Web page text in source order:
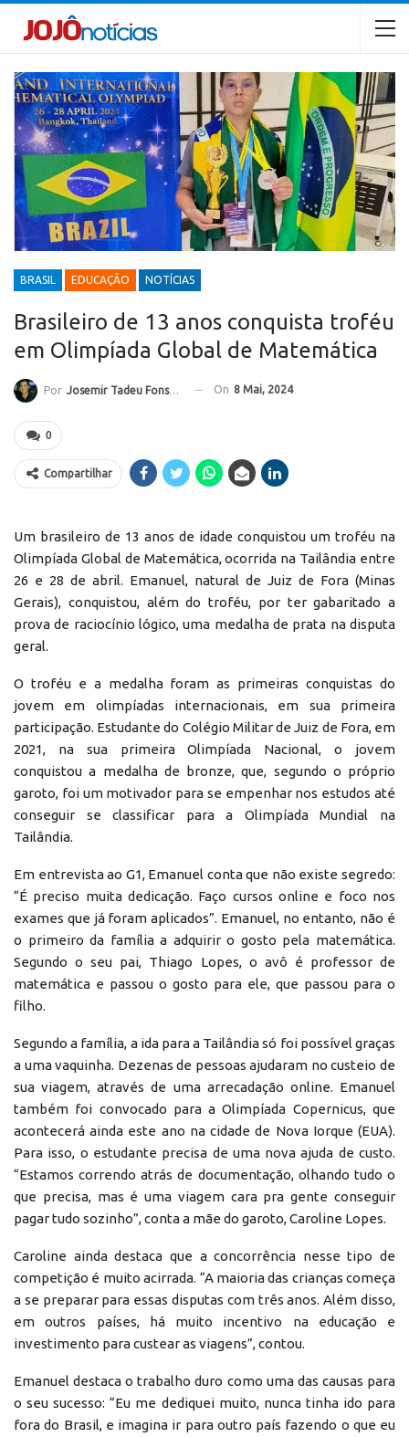
BRASIL EDUCAÇÃO NOTÍCIAS
Brasileiro de 13 anos conquista troféu
em Olimpíada Global de Matemática
Por Josemir Tadeu Fonseca On 8 Mai, 2024
0
Compartilhar
Um brasileiro de 13 anos de idade conquistou um troféu na
Olimpíada Global de Matemática, ocorrida na Tailândia entre
26 e 28 de abril. Emanuel, natural de Juiz de Fora (Minas
Gerais), conquistou, além do troféu, por ter gabaritado a
prova de raciocínio lógico, uma medalha de prata na disputa
geral.
O troféu e a medalha foram as primeiras conquistas do
jovem em olimpíadas internacionais, em sua primeira
participação. Estudante do Colégio Militar de Juiz de Fora, em
2021, na sua primeira Olimpíada Nacional, o jovem
conquistou a medalha de bronze, que, segundo o próprio
garoto, foi um motivador para se empenhar nos estudos até
conseguir se classificar para a Olimpíada Mundial na
Tailândia.
Em entrevista ao G1, Emanuel conta que não existe segredo:
“É preciso muita dedicação. Faço cursos online e foco nos
exames que já foram aplicados”. Emanuel, no entanto, não é
o primeiro da família a adquirir o gosto pela matemática.
Segundo o seu pai, Thiago Lopes, o avô é professor de
matemática e passou o gosto para ele, que passou para o
filho.
Segundo a família, a ida para a Tailândia só foi possível graças
a uma vaquinha. Dezenas de pessoas ajudaram no custeio de
sua viagem, através de uma arrecadação online. Emanuel
também foi convocado para a Olimpíada Copernicus, que
acontecerá ainda este ano na cidade de Nova Iorque (EUA).
Para isso, o estudante precisa de uma nova ajuda de custo.
“Estamos correndo atrás de documentação, olhando tudo o
que precisa, mas é uma viagem cara pra gente conseguir
pagar tudo sozinho”, conta a mãe do garoto, Caroline Lopes.
Caroline ainda destaca que a concorrência nesse tipo de
competição é muito acirrada. “A maioria das crianças começa
a se preparar para essas disputas com três anos. Além disso,
em outros países, há muito incentivo na educação e
investimento para custear as viagens”, contou.
Emanuel destaca o trabalho duro como uma das causas para
o seu sucesso: “Eu me dediquei muito, nunca tinha ido para
fora do Brasil, e imagina ir para outro país fazendo o que eu